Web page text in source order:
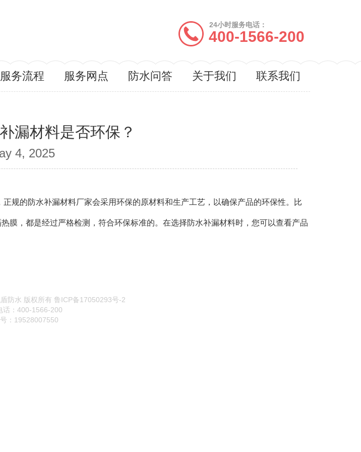
24小时服务电话：
400-1566-200
服务流程 服务网点 防水问答 关于我们 联系我们
漏材料是否环保？
4, 2025
规的防水补漏材料厂家会采用环保的原材料和生产工艺，以确保产品的环保性。比
膜，都是经过严格检测，符合环保标准的。在选择防水补漏材料时，您可以查看产品
防水 版权所有 鲁ICP备17050293号-2
话：400-1566-200
：19528007550